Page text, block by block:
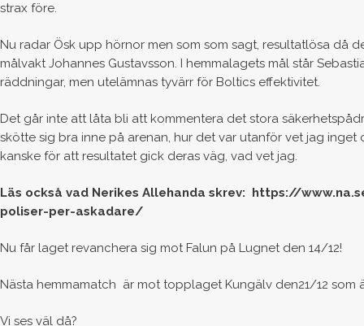
strax före.
Nu radar Ösk upp hörnor men som som sagt, resultatlösa då
målvakt Johannes Gustavsson. I hemmalagets mål står
räddningar, men utelämnas tyvärr för Boltics effektivitet.
Det går inte att låta bli att kommentera det stora
skötte sig bra inne på arenan, hur det var utanför vet jag
kanske för att resultatet gick deras väg, vad vet jag.
Läs också vad Nerikes Allehanda skrev: https://
poliser-per-askadare/
Nu får laget revanchera sig mot Falun på Lugnet den 14/12!
Nästa hemmamatch är mot topplaget Kungälv den21/12 som
Vi ses väl då?